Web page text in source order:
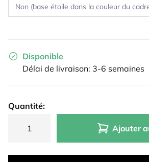
Disponible
Délai de livraison: 3-6 semaines
Quantité:
Ajouter